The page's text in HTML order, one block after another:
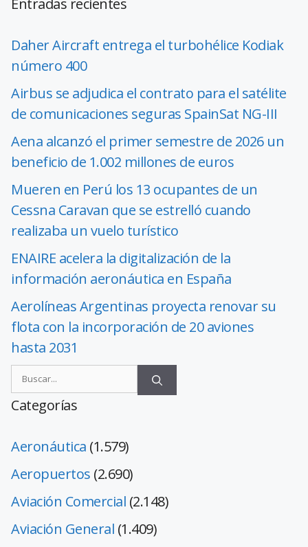
Daher Aircraft entrega el turbohélice Kodiak
número 400
Airbus se adjudica el contrato para el satélite
de comunicaciones seguras SpainSat NG-III
Aena alcanzó el primer semestre de 2026 un
beneficio de 1.002 millones de euros
Mueren en Perú los 13 ocupantes de un
Cessna Caravan que se estrelló cuando
realizaba un vuelo turístico
ENAIRE acelera la digitalización de la
información aeronáutica en España
Aerolíneas Argentinas proyecta renovar su
flota con la incorporación de 20 aviones
hasta 2031
Categorías
Aeronáutica (1.579)
Aeropuertos (2.690)
Aviación Comercial (2.148)
Aviación General (1.409)